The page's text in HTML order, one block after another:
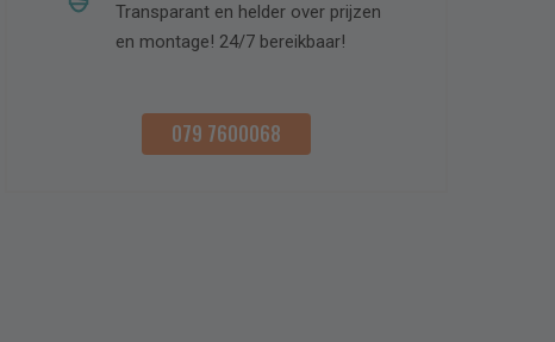
Transparant en helder over prijzen
en montage! 24/7 bereikbaar!
079 7600068